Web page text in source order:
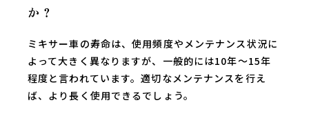
か？
ミキサー車の寿命は、使用頻度やメンテナンス状況に
よって大きく異なりますが、一般的には10年～15年
程度と言われています。適切なメンテナンスを行え
ば、より長く使用できるでしょう。